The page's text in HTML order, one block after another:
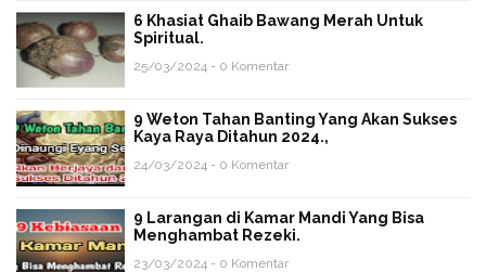
6 Khasiat Ghaib Bawang Merah Untuk
Spiritual.
25/03/2024 - 0 Komentar
9 Weton Tahan Banting Yang Akan Sukses
Kaya Raya Ditahun 2024.,
24/03/2024 - 0 Komentar
9 Larangan di Kamar Mandi Yang Bisa
Menghambat Rezeki.
23/03/2024 - 0 Komentar